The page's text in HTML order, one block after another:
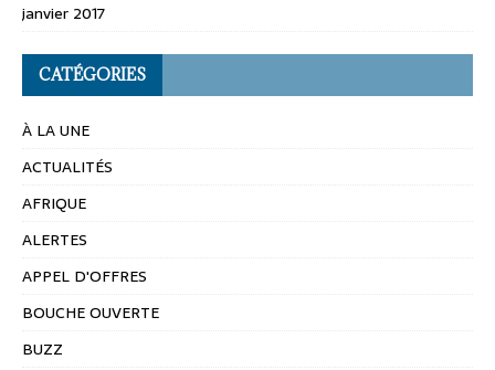
janvier 2017
CATÉGORIES
À LA UNE
ACTUALITÉS
AFRIQUE
ALERTES
APPEL D'OFFRES
BOUCHE OUVERTE
BUZZ